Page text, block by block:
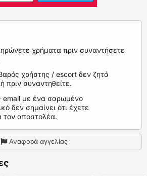
χρήματα πριν συναντήσετε
χρήστης / escort δεν ζητά
πριν συναντηθείτε.
email με ένα σαρωμένο
δεν σημαίνει ότι έχετε
τον αποστολέα.
Αναφορά αγγελίας